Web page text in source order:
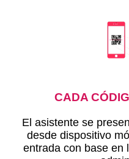
CADA
El asistente se
desde dispositivo
entrada con base en